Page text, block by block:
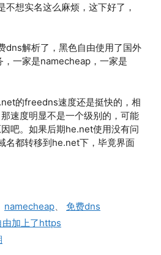
不想实名这么麻烦，这下好了，
dns解析了，黑色自由使用了国外
一家是namecheap，一家是
的freedns速度还是挺快的，相
速度明显不是一个级别的，可能
吧。如果后期he.net使用没有问
名都转移到he.net下，毕竟界面
namecheap
免费dns
由加上了https